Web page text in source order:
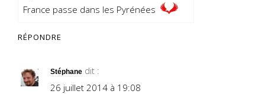
France passe dans les Pyrénées
RÉPONDRE
Stéphane dit :
26 juillet 2014 à 19:08